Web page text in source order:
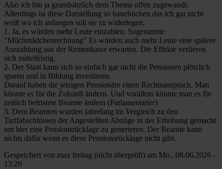
Also ich bin ja grundsätzlich dem Thema offen zugewandt.
Allerdings ist diese Darstellung so hanebüchen das ich gar nicht
weiß wo ich anfangen soll sie zu widerlegen.
1. Ja, es würden mehr Leute einzahlen. Sogenannte
"Milchmädchenrechnung" Es würden auch mehr Leute eine spätere
Auszahlung aus der Rentenkasse erwarten. Die Effekte verlieren
sich mittelfristig.
2. Der Staat kann sich so einfach gar nicht die Pensionen plötzlich
sparen und in Bildung investieren.
Darauf haben die jetzigen Pensionäre einen Rechtsanspruch. Man
könnte es für die Zukunft ändern. Und vorallem könnte man es für
zeitlich befristete Beamte ändern (Parlamentarier)
3. Dem Beamten wurden jahrelang im Vergleich zu den
Tarifabschlüssen der Angestellten Abzüge in der Erhöhung gemacht
um hier eine Pensionsrücklage zu generieren. Der Beamte kann
nichts dafür wenn es diese Pensionsrücklage nicht gibt.
Gespeichert von max freitag (nicht überprüft) am Mo., 08.06.2026 -
13:20